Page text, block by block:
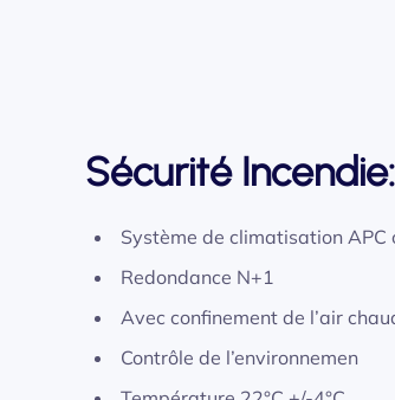
Sécurité Incendie:
Système de climatisation APC
Redondance N+1
Avec confinement de l’air
Contrôle de l’environnemen